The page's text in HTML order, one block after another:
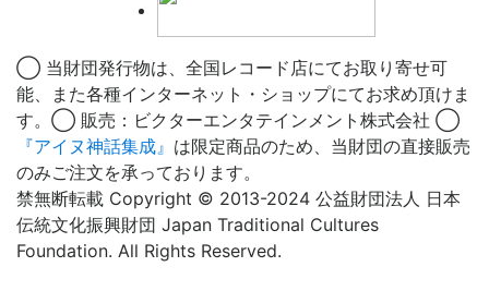
◯ 当財団発行物は、全国レコード店にてお取り寄せ可
能、また各種インターネット・ショップにてお求め頂けま
す。◯ 販売：ビクターエンタテインメント株式会社 ◯
『アイヌ神話集成』 は限定商品のため、当財団の直接販売
のみご注文を承っております。
禁無断転載 Copyright © 2013-2024 公益財団法人 日本
伝統文化振興財団 Japan Traditional Cultures
Foundation. All Rights Reserved.